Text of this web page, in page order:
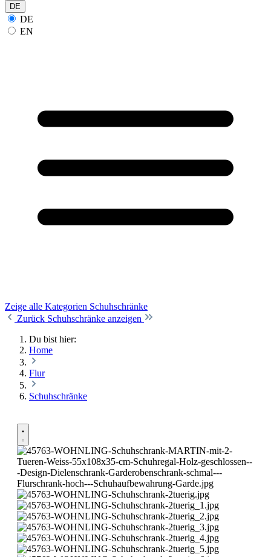
DE
DE
EN
Zeige alle Kategorien Schuhschränke
Zurück Schuhschränke anzeigen
Du bist hier:
Home
Flur
Schuhschränke